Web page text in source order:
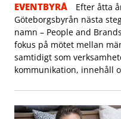
EVENTBYRÅ
Efter åtta
Göteborgsbyrån nästa
namn – People and
fokus på mötet mellan
samtidigt som
kommunikation, innehåll